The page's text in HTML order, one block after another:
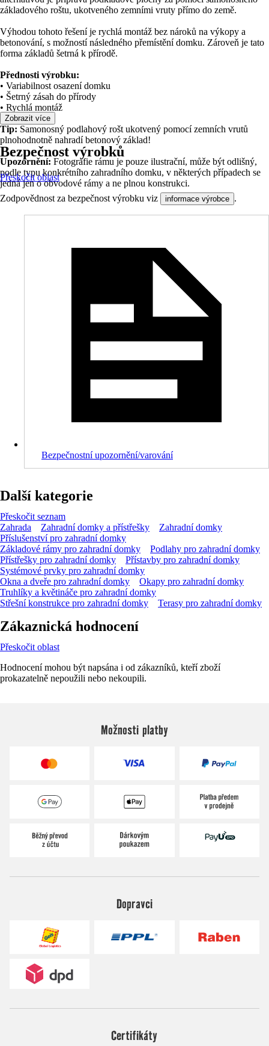
základového roštu, ukotveného zemními vruty přímo do země.
Výhodou tohoto řešení je rychlá montáž bez nároků na výkopy a
betonování, s možností následného přemístění domku. Zároveň je tato
forma základů šetrná k přírodě.
Přednosti výrobku:
• Variabilnost osazení domku
• Šetrný zásah do přírody
• Rychlá montáž
Tip: Samonosný podlahový rošt ukotvený pomocí zemních vrutů
plnohodnotně nahradí betonový základ!
Upozornění: Fotografie rámu je pouze ilustrační, může být odlišný,
podle typu konkrétního zahradního domku, v některých případech se
jedná jen o obvodové rámy a ne plnou konstrukci.
Zobrazit více
Bezpečnost výrobků
Přeskočit oblast
Zodpovědnost za bezpečnost výrobku viz informace výrobce .
Bezpečnostní upozornění/varování
Další kategorie
Přeskočit seznam
Zahrada
Zahradní domky a přístřešky
Zahradní domky
Příslušenství pro zahradní domky
Základové rámy pro zahradní domky
Podlahy pro zahradní domky
Přístřešky pro zahradní domky
Přístavby pro zahradní domky
Systémové prvky pro zahradní domky
Okna a dveře pro zahradní domky
Okapy pro zahradní domky
Truhlíky a květináče pro zahradní domky
Střešní konstrukce pro zahradní domky
Terasy pro zahradní domky
Zákaznická hodnocení
Přeskočit oblast
Hodnocení mohou být napsána i od zákazníků, kteří zboží
prokazatelně nepoužili nebo nekoupili.
Možnosti platby
Dopravci
Certifikáty